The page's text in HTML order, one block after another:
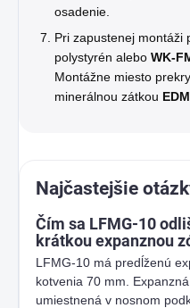
osadenie.
Pri zapustenej montáži
polystyrén alebo WK-
Montážne miesto
minerálnou zátkou
Najčastejšie
Čím sa LFMG-10
krátkou expanznou
LFMG-10 má predĺženú
kotvenia 70 mm.
umiestnená v nosnom